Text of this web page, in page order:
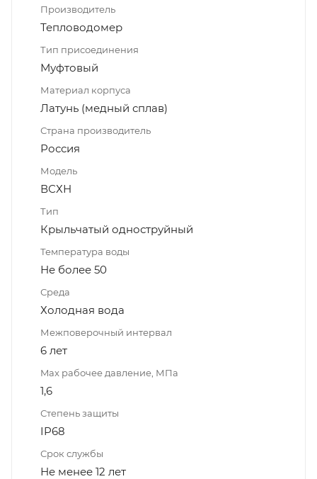
Производитель
Тепловодомер
Тип присоединения
Муфтовый
Материал корпуса
Латунь (медный сплав)
Страна производитель
Россия
Модель
ВСХН
Тип
Крыльчатый одноструйный
Температура воды
Не более 50
Среда
Холодная вода
Межповерочный интервал
6 лет
Max рабочее давление, МПа
1,6
Степень защиты
IP68
Срок службы
Не менее 12 лет